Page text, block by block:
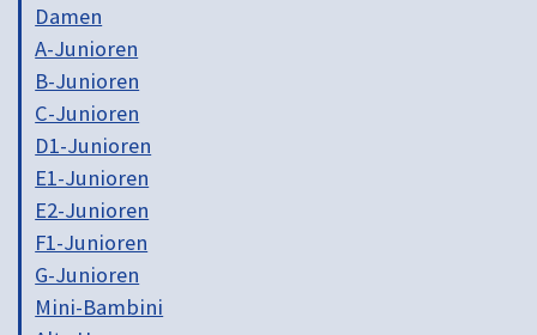
Damen
A-Junioren
B-Junioren
C-Junioren
D1-Junioren
E1-Junioren
E2-Junioren
F1-Junioren
G-Junioren
Mini-Bambini